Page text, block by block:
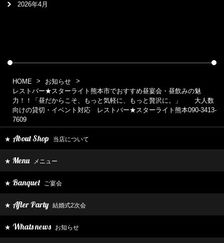
2026年4月
HOME
お知らせ
レストバー★スターライト熊本市でおすすめ昼宴会・昼飲みの魅
力！！「昼だからこそ、もっと気軽に、もっと贅沢に。」 大人数
向けの貸切・イベント対応 レストバー★スターライト熊本090-3413-
7609
★ About Shop 当店について
★ Menu メニュー
★ Banquet ご宴会
★ After Party 結婚式2次会
★ Whats news お知らせ